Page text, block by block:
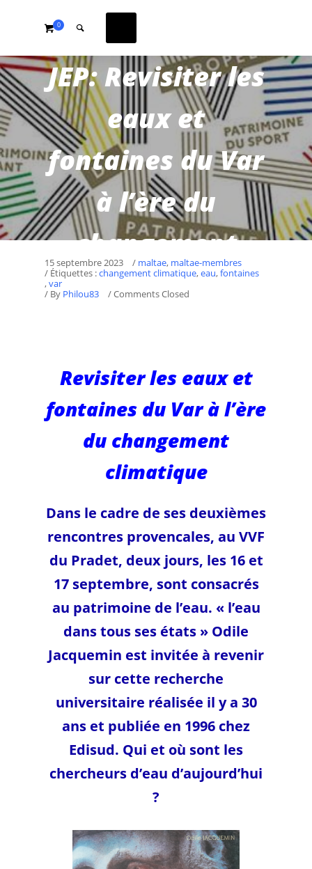
0
JEP: Revisiter les
eaux et
fontaines du Var
à l’ère du
changement
climatique avec
les 16 et
17/09/23 au
Pradet
15 septembre 2023 / maltae, maltae-membres
/ Étiquettes :changement climatique,eau,fontaines
,var
/ By Philou83 / Comments Closed
Revisiter les eaux et
fontaines du Var à l’ère
du changement
climatique
Dans le cadre de ses deuxièmes
rencontres provencales, au VVF
du Pradet, deux jours, les 16 et
17 septembre, sont consacrés
au patrimoine de l’eau. « l’eau
dans tous ses états » Odile
Jacquemin est invitée à revenir
sur cette recherche
universitaire réalisée il y a 30
ans et publiée en 1996 chez
Edisud. Qui et où sont les
chercheurs d’eau d’aujourd’hui
?